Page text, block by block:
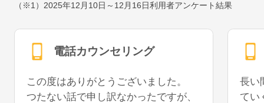
（※1） 2025年12月10日～12月16日利用者アンケート結果
電話カウンセリング
この度はありがとうございました。
つたない話で申し訳なかったですが、
長い
てい